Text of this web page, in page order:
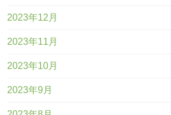
2023年12月
2023年11月
2023年10月
2023年9月